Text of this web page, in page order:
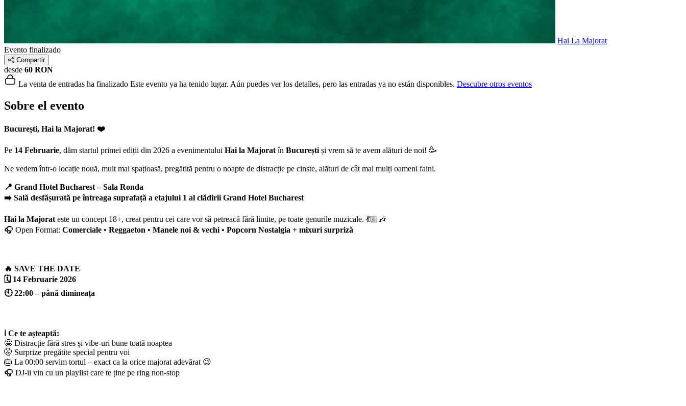
Hai La Majorat
Evento finalizado
Compartir
desde 60 RON
La venta de entradas ha finalizado Este evento ya ha tenido lugar. Aún puedes ver los detalles, pero las entradas ya no están disponibles. Descubre otros eventos
Sobre el evento
București, Hai la Majorat! ❤️
Pe 14 Februarie, dăm startul primei ediții din 2026 a evenimentului Hai la Majoratîn București și vrem să te avem alături de noi! 🥳
Ne vedem într-o locație nouă, mult mai spațioasă, pregătită pentru o noapte de distracție pe cinste, alături de cât mai mulți oameni faini.
📍 Grand Hotel Bucharest – Sala Ronda
➡️ Sală desfășurată pe întreaga suprafață a etajului 1 al clădirii Grand Hotel Bucharest
Hai la Majorat este un concept 18+, creat pentru cei care vor să petreacă fără limite, pe toate genurile muzicale. 💃🏼🎶
🎧 Open Format: Comerciale • Reggaeton • Manele noi & vechi • Popcorn Nostalgia + mixuri surpriză
🔥 SAVE THE DATE
🗓️ 14 Februarie 2026
🕙 22:00 – până dimineața
ℹ️ Ce te așteaptă:
🤩 Distracție fără stres și vibe-uri bune toată noaptea
🤫 Surprize pregătite special pentru voi
🎂 La 00:00 servim tortul – exact ca la orice majorat adevărat 😉
🎧 DJ-ii vin cu un playlist care te ține pe ring non-stop